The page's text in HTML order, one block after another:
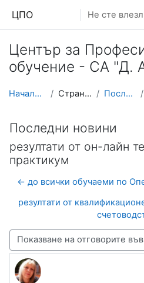
ЦПО Не сте
Център за
обучение - СА "Д.
Начална страница Страници от сайта Последни новини
Последни новини
резултати от он-лайн
практикум
← до всички обучаеми по
резултати от
Начин на показване